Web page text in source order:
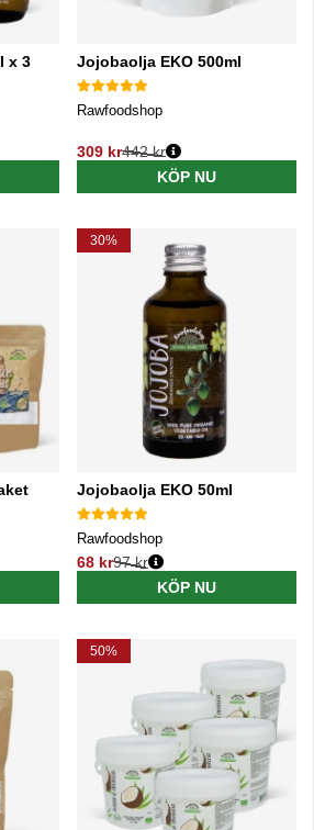
x 3
Jojobaolja EKO 500ml
Rawfoodshop
309 kr
Ordinarie pris:
442 kr
KÖP NU
30%
Jojobaolja EKO 50ml
Rawfoodshop
68 kr
Ordinarie pris:
97 kr
KÖP NU
50%